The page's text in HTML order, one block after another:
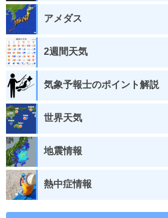
アメダス
2週間天気
気象予報士のポイント解説
世界天気
地震情報
熱中症情報